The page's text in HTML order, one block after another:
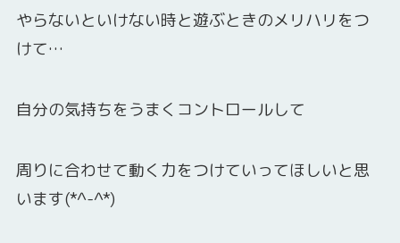
やらないといけない時と遊ぶときのメリハリをつ
けて…
自分の気持ちをうまくコントロールして
周りに合わせて動く力をつけていってほしいと思
います(*^-^*)